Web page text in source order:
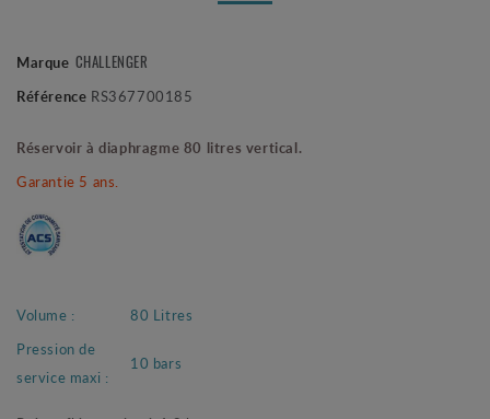
Marque CHALLENGER
Référence RS367700185
Réservoir à diaphragme 80 litres vertical.
Garantie 5 ans.
Volume :
80 Litres
Pression de
service maxi :
10 bars